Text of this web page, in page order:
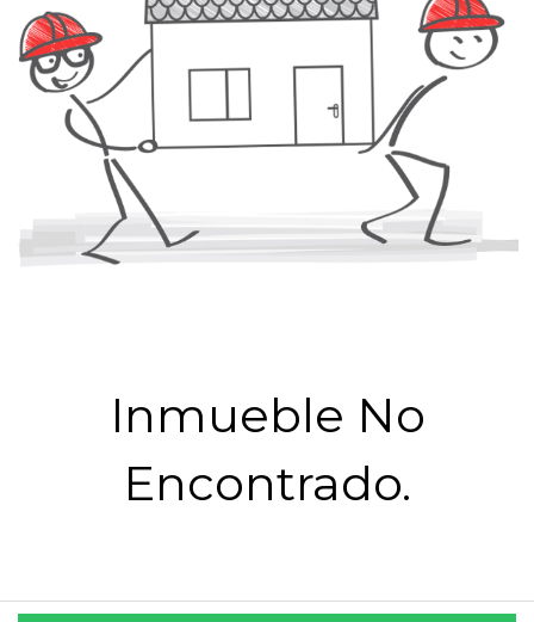
Inmueble No
Encontrado.